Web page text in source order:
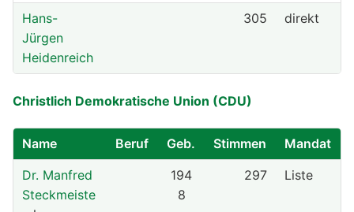
Hans-
Jürgen
Heidenreich
305 direkt
Christlich Demokratische Union (CDU)
Name Beruf Geb. Stimmen
Mandat
Dr. Manfred
Steckmeiste
194
8
297 Liste